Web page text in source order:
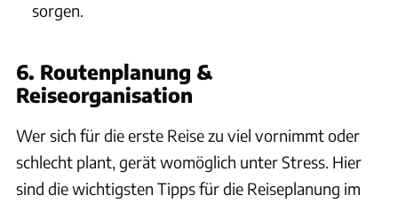
sorgen.
6. Routenplanung &
Reiseorganisation
Wer sich für die erste Reise zu viel vornimmt oder
schlecht plant, gerät womöglich unter Stress. Hier
sind die wichtigsten Tipps für die Reiseplanung im